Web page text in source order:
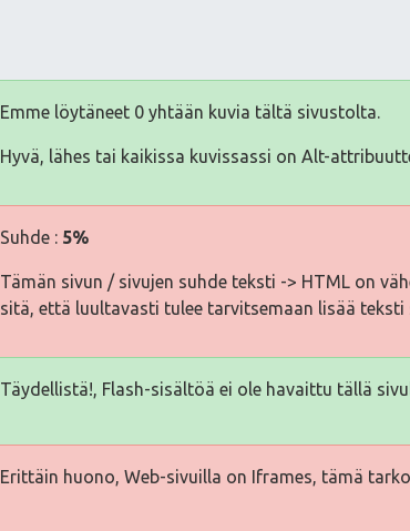
Emme löytäneet 0 yhtään kuvia tältä sivustolta.
Hyvä, lähes tai kaikissa kuvissassi on Alt-
Suhde : 5%
Tämän sivun / sivujen suhde teksti -> HTML on
sitä, että luultavasti tulee tarvitsemaan lisää teksti
Täydellistä!, Flash-sisältöä ei ole havaittu tällä
Erittäin huono, Web-sivuilla on Iframes, tämä